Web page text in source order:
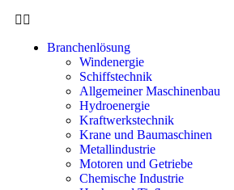
Branchenlösung
Windenergie
Schiffstechnik
Allgemeiner Maschinenbau
Hydroenergie
Kraftwerkstechnik
Krane und Baumaschinen
Metallindustrie
Motoren und Getriebe
Chemische Industrie